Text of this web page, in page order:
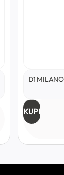
D1 MILANO
KUPI